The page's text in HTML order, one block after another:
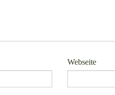
Webseite